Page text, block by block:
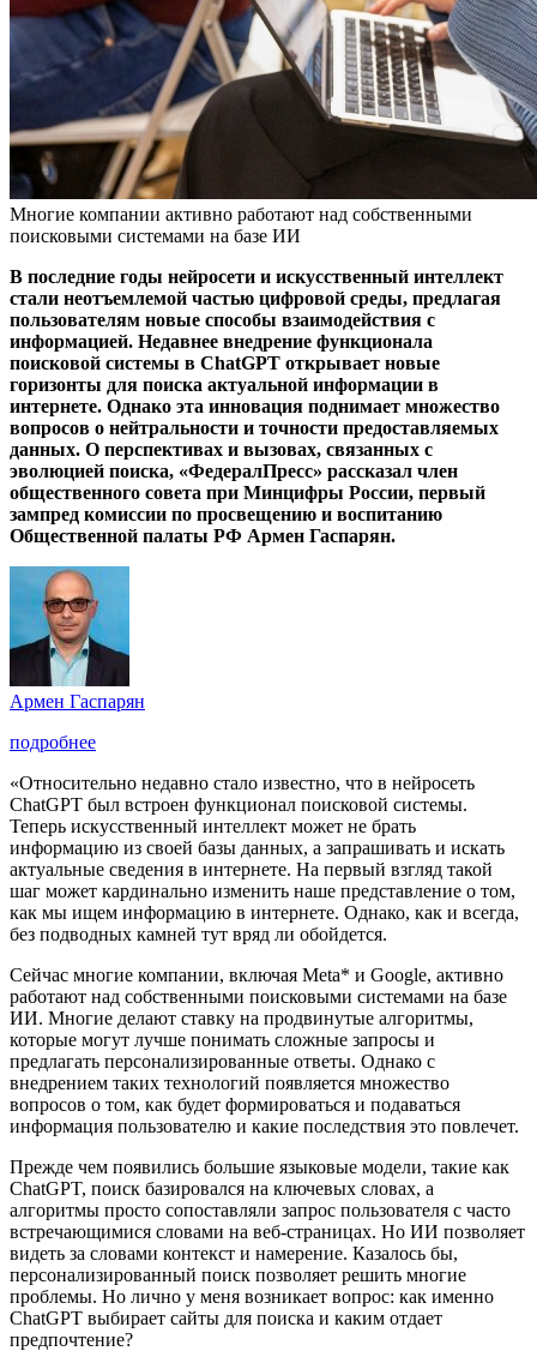
Многие компании активно работают над собственными
поисковыми системами на базе ИИ
В последние годы нейросети и искусственный интеллект
стали неотъемлемой частью цифровой среды, предлагая
пользователям новые способы взаимодействия с
информацией. Недавнее внедрение функционала
поисковой системы в ChatGPT открывает новые
горизонты для поиска актуальной информации в
интернете. Однако эта инновация поднимает множество
вопросов о нейтральности и точности предоставляемых
данных. О перспективах и вызовах, связанных с
эволюцией поиска, «ФедералПресс» рассказал член
общественного совета при Минцифры России, первый
зампред комиссии по просвещению и воспитанию
Общественной палаты РФ Армен Гаспарян.
Армен Гаспарян
подробнее
«Относительно недавно стало известно, что в нейросеть
ChatGPT был встроен функционал поисковой системы.
Теперь искусственный интеллект может не брать
информацию из своей базы данных, а запрашивать и искать
актуальные сведения в интернете. На первый взгляд такой
шаг может кардинально изменить наше представление о том,
как мы ищем информацию в интернете. Однако, как и всегда,
без подводных камней тут вряд ли обойдется.
Сейчас многие компании, включая Meta* и Google, активно
работают над собственными поисковыми системами на базе
ИИ. Многие делают ставку на продвинутые алгоритмы,
которые могут лучше понимать сложные запросы и
предлагать персонализированные ответы. Однако с
внедрением таких технологий появляется множество
вопросов о том, как будет формироваться и подаваться
информация пользователю и какие последствия это повлечет.
Прежде чем появились большие языковые модели, такие как
ChatGPT, поиск базировался на ключевых словах, а
алгоритмы просто сопоставляли запрос пользователя с часто
встречающимися словами на веб-страницах. Но ИИ позволяет
видеть за словами контекст и намерение. Казалось бы,
персонализированный поиск позволяет решить многие
проблемы. Но лично у меня возникает вопрос: как именно
ChatGPT выбирает сайты для поиска и каким отдает
предпочтение?